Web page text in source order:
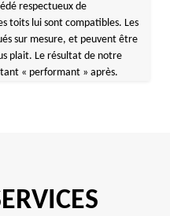
respectueux de
toits lui sont compatibles. Les
sur mesure, et peuvent être
plait. Le résultat de notre
« performant » après.